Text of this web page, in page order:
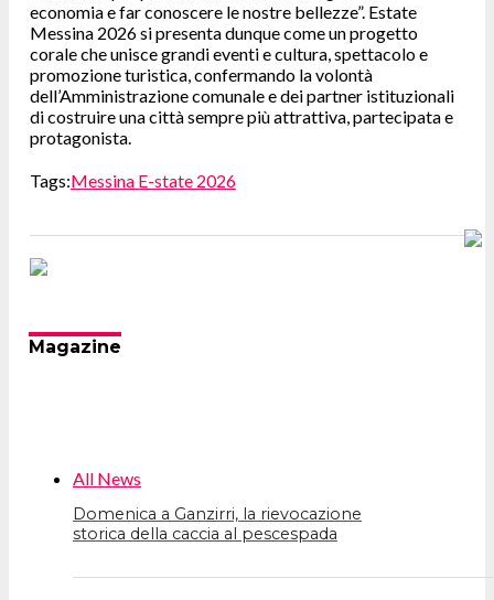
economia e far conoscere le nostre bellezze”. Estate
Messina 2026 si presenta dunque come un progetto
corale che unisce grandi eventi e cultura, spettacolo e
promozione turistica, confermando la volontà
dell’Amministrazione comunale e dei partner istituzionali
di costruire una città sempre più attrattiva, partecipata e
protagonista.
Tags:Messina E-state 2026
Navigazione
articoli
Magazine
All News
Domenica a Ganzirri, la rievocazione
storica della caccia al pescespada